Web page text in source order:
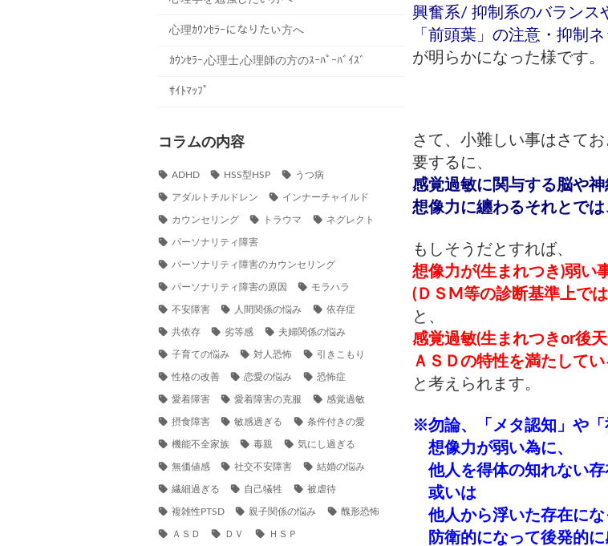
興奮系/ 抑制系のバランス
「前頭葉」の注意・抑制
が明らかになった様です。
さて、小難しい事はさてお
要するに、
感覚過敏に関与する脳や
想像力に纏わるそれとで
もしそうだとすれば、
想像力が(生まれつき)弱い
(ＤＳМ等の診断基準上で
と、
感覚過敏(生まれつきor後
ＡＳＤの特性を満たして
と考えられます。
※勿論、「メタ認知」や
想像力が弱い為に、
他人を得体の知れない存
或いは
他人から浮いた存在にな
防衛的になって後発的に
心理ｶｳﾝｾﾗｰになりたい方へ
ｶｳﾝｾﾗｰ,心理士,心理師の方のｽｰﾊﾟｰﾊﾞｲｽﾞ
ｻｲﾄﾏｯﾌﾟ
コラムの内容
ADHD HSS型HSP うつ病
アダルトチルドレン インナーチャイルド
カウンセリング トラウマ ネグレクト
パーソナリティ障害
パーソナリティ障害のカウンセリング
パーソナリティ障害の原因 モラハラ
不安障害 人間関係の悩み 依存症
共依存 劣等感 夫婦関係の悩み
子育ての悩み 対人恐怖 引きこもり
性格の改善 恋愛の悩み 恐怖症
愛着障害 愛着障害の克服 感覚過敏
摂食障害 敏感過ぎる 条件付きの愛
機能不全家族 毒親 気にし過ぎる
無価値感 社交不安障害 結婚の悩み
繊細過ぎる 自己犠牲 被虐待
複雑性PTSD 親子関係の悩み 醜形恐怖
ＡＳＤ ＤＶ ＨＳＰ